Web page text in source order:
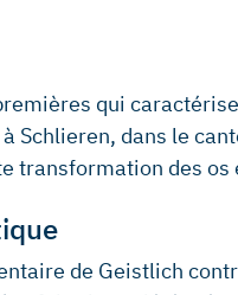
qui
dans le
transformation des os
de Geistlich